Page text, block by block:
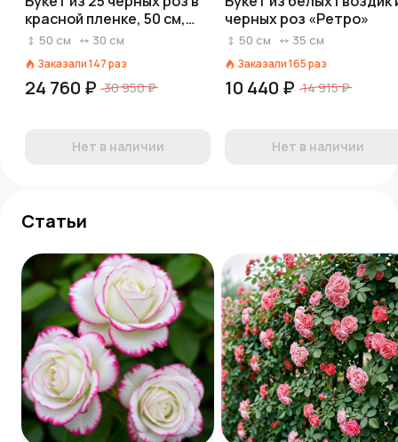
красной пленке, 50 см,
Россия
50 см 30 см
Заказали147раз
24 760 ₽ 30 950 ₽
Нет в наличии
черных роз «Ретро»
50 см 35 см
Заказали165раз
10 440 ₽ 14 915 ₽
Нет в наличии
Статьи